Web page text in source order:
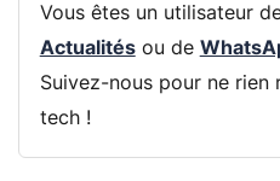
Vous êtes un utilisateur
Actualitésou de
Suivez-nous pour ne rien
tech !